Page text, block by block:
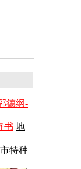
德纲-
书 地
特种